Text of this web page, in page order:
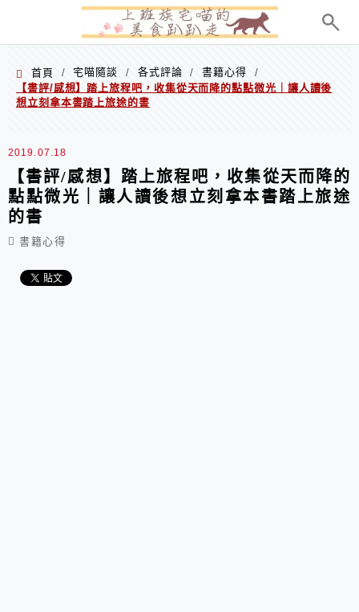
首頁 / 宅喵隨談 / 各式評論 / 書籍心得
/
【書評/感想】踏上旅程吧，收集從天而降的點點微光｜讓人讀後
想立刻拿本書踏上旅途的書
2019.07.18
【書評/感想】踏上旅程吧，收集從天而降的
點點微光｜讓人讀後想立刻拿本書踏上旅途
的書
書籍心得